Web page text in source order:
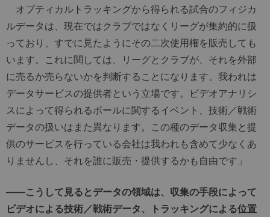
オプティカルトラッキングから得られる試合のフィジカ
ルデータは、現在ではクラブではなくリーグが集約的に扱
っており、すでに見たようにその二次使用権を販売しても
います。これに関しては、リーグとクラブが、それを外部
に売るか売らないかを判断することになります。我われは
データサービスの提供者という立場です。ビデオアナリシ
スによって得られるボールに関するイベント、技術／戦術
データの扱いはまた異なります。この種のデータ収集と提
供のサービスを行っている会社は我われも含めて少なくあ
りませんし、それを誰に販売・提供するかも自由です」
――こうして見るとデータの領域は、収集の手段によって
ビデオによる技術／戦術データ、トラッキングによる位置